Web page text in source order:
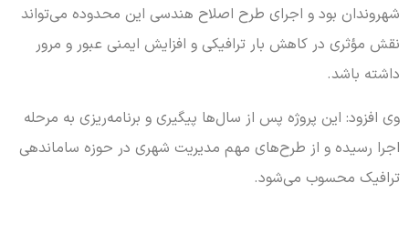
شهروندان بود و اجرای طرح اصلاح هندسی این محدوده می‌تواند
نقش مؤثری در کاهش بار ترافیکی و افزایش ایمنی عبور و مرور
داشته باشد.
وی افزود: این پروژه پس از سال‌ها پیگیری و برنامه‌ریزی به مرحله
اجرا رسیده و از طرح‌های مهم مدیریت شهری در حوزه ساماندهی
ترافیک محسوب می‌شود.